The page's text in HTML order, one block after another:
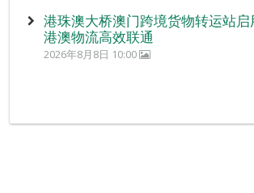
港珠澳大桥澳门跨境货物转运站启
港澳物流高效联通
2026年8月8日 10:00